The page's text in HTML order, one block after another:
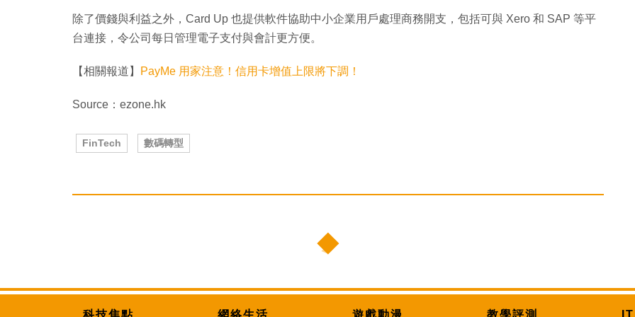
除了價錢與利益之外，Card Up 也提供軟件協助中小企業用戶處理商務開支，包括可與 Xero 和 SAP 等平
台連接，令公司每日管理電子支付與會計更方便。
【相關報道】 PayMe 用家注意！信用卡增值上限將下調！
Source：ezone.hk
FinTech 數碼轉型
科技焦點 網絡生活 遊戲動漫 教學評測